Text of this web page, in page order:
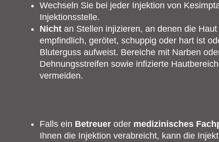
Wechseln Sie bei jeder Injektion von
Injektionsstelle.
Nicht an Stellen injizieren, an denen die Haut
empfindlich, gerötet, schuppig oder hart ist
Bluterguss aufweist. Bereiche mit Narben
Dehnungsstreifen sowie infizierte
vermeiden.
Falls ein Betreuer oder medizinisches
Ihnen die Injektion verabreicht, kann die